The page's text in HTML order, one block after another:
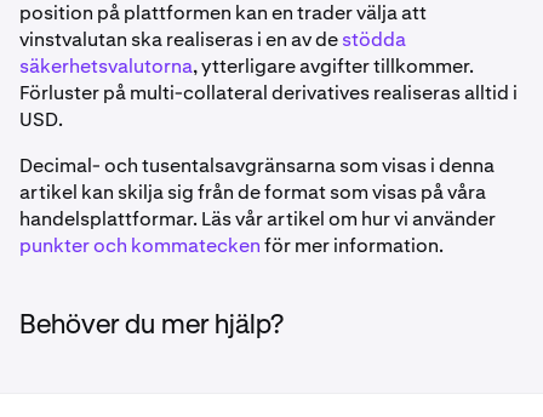
Sälj 5 BTC-derivat till 40 000 USD per BTC
Vinsten är (40 000 - 35 000) * 5 BTC = 25 000 USD
position på plattformen kan en trader välja att
vinstvalutan ska realiseras i en av destödda
säkerhetsvalutorna, ytterligare avgifter tillkommer.
Förluster på multi-collateral derivatives realiseras alltid i
USD.
Decimal- och tusentalsavgränsarna som visas i denna
artikel kan skilja sig från de format som visas på våra
handelsplattformar. Läs vår artikel om hur vi använder
punkter och kommateckenför mer information.
Behöver du mer hjälp?